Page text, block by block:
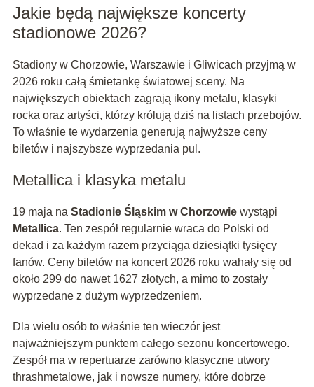
Jakie będą największe koncerty
stadionowe 2026?
Stadiony w Chorzowie, Warszawie i Gliwicach przyjmą w
2026 roku całą śmietankę światowej sceny. Na
największych obiektach zagrają ikony metalu, klasyki
rocka oraz artyści, którzy królują dziś na listach przebojów.
To właśnie te wydarzenia generują najwyższe ceny
biletów i najszybsze wyprzedania pul.
Metallica i klasyka metalu
19 maja na Stadionie Śląskim w Chorzowiewystąpi
Metallica. Ten zespół regularnie wraca do Polski od
dekad i za każdym razem przyciąga dziesiątki tysięcy
fanów. Ceny biletów na koncert 2026 roku wahały się od
około 299 do nawet 1627 złotych, a mimo to zostały
wyprzedane z dużym wyprzedzeniem.
Dla wielu osób to właśnie ten wieczór jest
najważniejszym punktem całego sezonu koncertowego.
Zespół ma w repertuarze zarówno klasyczne utwory
thrashmetalowe, jak i nowsze numery, które dobrze